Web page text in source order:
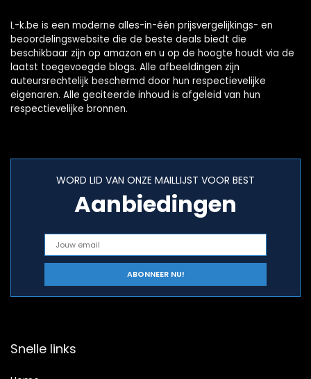
L-k.be is een moderne alles-in-één prijsvergelijkings- en
beoordelingswebsite die de beste deals biedt die
beschikbaar zijn op amazon en u op de hoogte houdt via de
laatst toegevoegde blogs. Alle afbeeldingen zijn
auteursrechtelijk beschermd door hun respectievelijke
eigenaren. Alle geciteerde inhoud is afgeleid van hun
respectievelijke bronnen.
WORD LID VAN ONZE MAILLIJST VOOR BEST
Aanbiedingen
Snelle links